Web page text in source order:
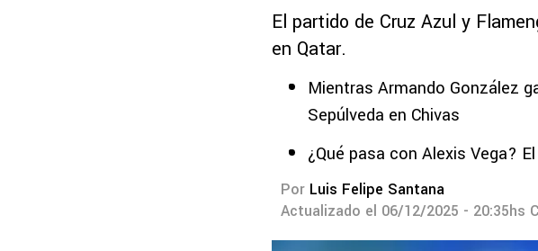
El partido de Cruz Azul y
en Qatar.
Mientras Armando González
Sepúlveda en Chivas
¿Qué pasa con Alexis Vega?
Por Luis Felipe Santana
Actualizado el 06/12/2025 - 20:35hs